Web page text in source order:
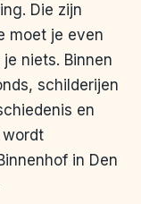
Die zijn
moet je even
niets. Binnen
schilderijen
en
in Den